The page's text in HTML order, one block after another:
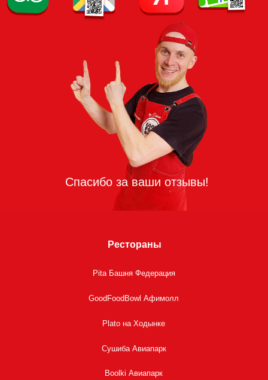
Рестораны
Pita Башня Федерация
GoodFoodBowl Афимолл
Plato на Ходынке
Сушиба Авиапарк
Boolki Авиапарк